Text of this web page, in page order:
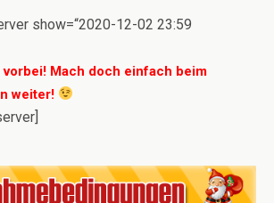
show=“2020-12-02 23:59
Mach doch einfach beim
weiter!